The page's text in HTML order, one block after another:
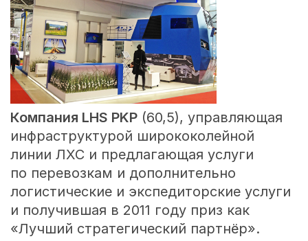
Компания LHS PKP(60,5), управляющая
инфраструктурой ширококолейной
линии ЛХС и предлагающая услуги
по перевозкам и дополнительно
логистические и экспедиторские услуги
и получившая в 2011 году приз как
«Лучший стратегический партнёр».